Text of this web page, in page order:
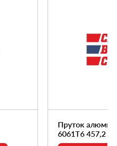
Пруток
6061Т6 457,2